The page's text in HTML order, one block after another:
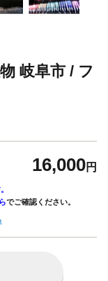
岐阜市 / フ
16,000円
でご確認ください。